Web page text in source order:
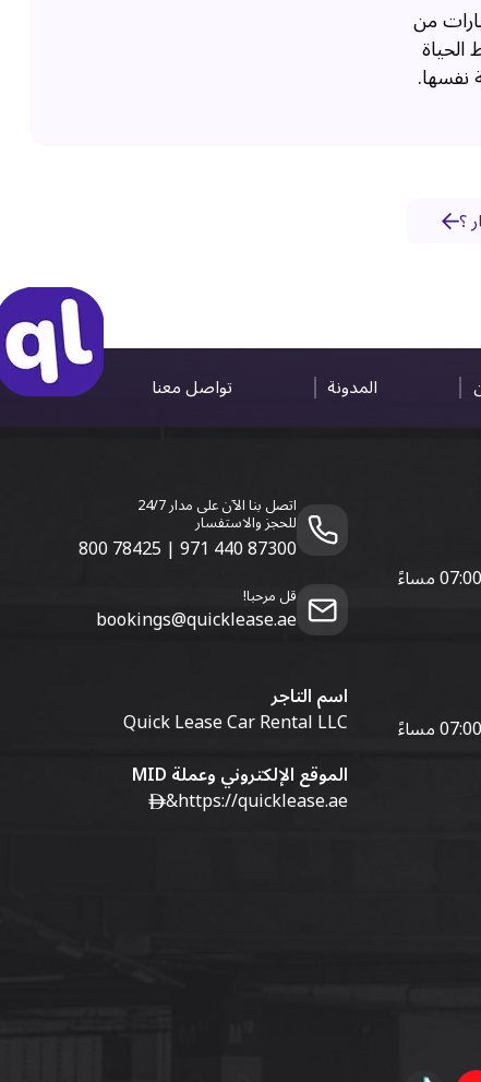
من
نفسها.
؟
المدونة تواصل معنا
اتصل بنا الآن على مدار 24/7
للحجز والاستفسار
800 78425 | 971 440 87300
قل مرحبا!
bookings@quicklease.ae
اسم التاجر
Quick Lease Car Rental LLC
الموقع الإلكتروني وعملة MID
https://quicklease.ae
&